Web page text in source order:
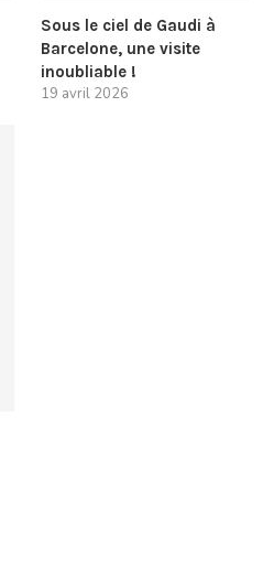
Sous le ciel de Gaudi à
Barcelone, une visite
inoubliable !
19 avril 2026